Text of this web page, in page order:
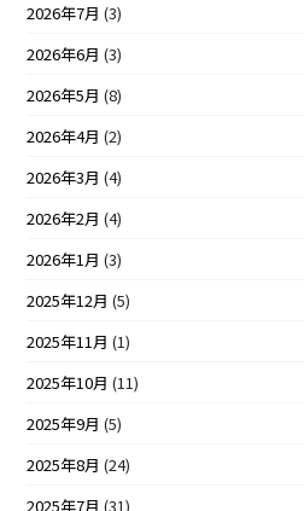
2026年7月 (3)
2026年6月 (3)
2026年5月 (8)
2026年4月 (2)
2026年3月 (4)
2026年2月 (4)
2026年1月 (3)
2025年12月 (5)
2025年11月 (1)
2025年10月 (11)
2025年9月 (5)
2025年8月 (24)
2025年7月 (31)